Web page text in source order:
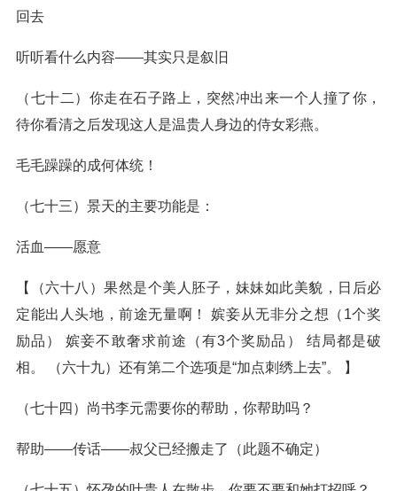
回去
听听看什么内容——其实只是叙旧
（七十二）你走在石子路上，突然冲出来一个人撞了你，
待你看清之后发现这人是温贵人身边的侍女彩燕。
毛毛躁躁的成何体统！
（七十三）景天的主要功能是：
活血——愿意
【（六十八）果然是个美人胚子，妹妹如此美貌，日后必
定能出人头地，前途无量啊！ 嫔妾从无非分之想（1个奖
励品） 嫔妾不敢奢求前途（有3个奖励品） 结局都是破
相。 （六十九）还有第二个选项是“加点刺绣上去”。 】
（七十四）尚书李元需要你的帮助，你帮助吗？
帮助——传话——叔父已经搬走了（此题不确定）